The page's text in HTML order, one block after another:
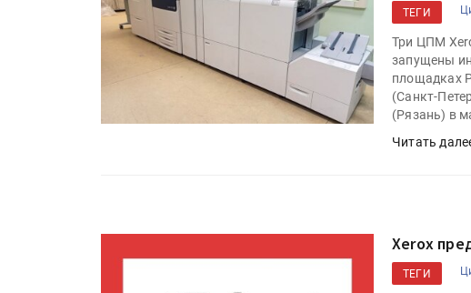
ТЕГИ
Три ЦПМ
запущены
площадках
(Санкт-
(Рязань) в
Читать
Xerox
ТЕГИ
HeyGears анонсировала